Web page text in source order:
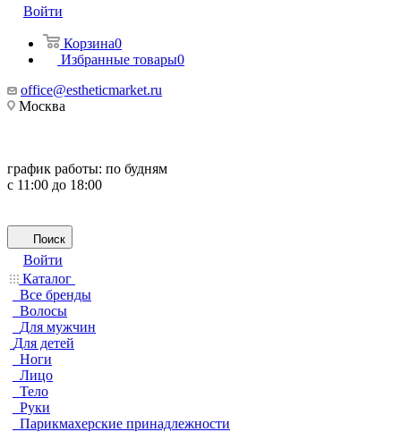
Войти
Корзина0
Избранные товары0
office@estheticmarket.ru
Москва
график работы: по будням
с 11:00 до 18:00
Поиск
Войти
Каталог
Все бренды
Волосы
Для мужчин
Для детей
Ноги
Лицо
Тело
Руки
Парикмахерские принадлежности